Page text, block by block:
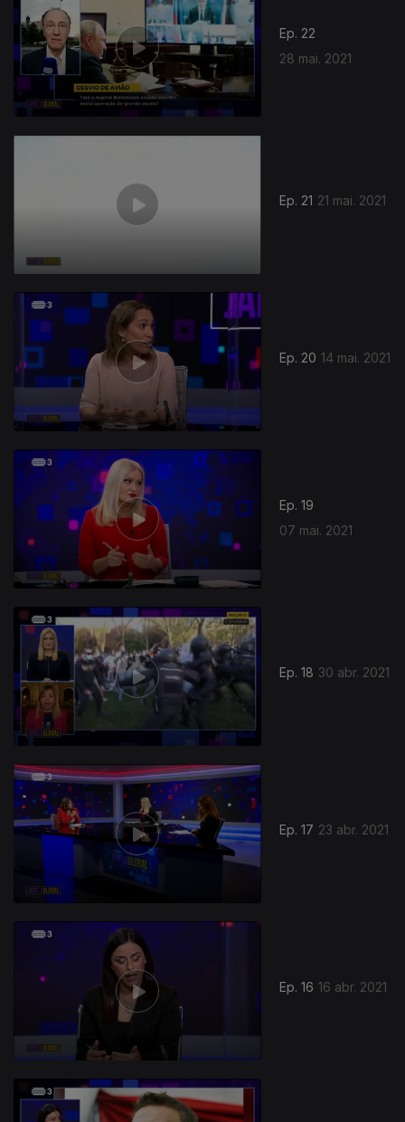
Ep. 22
28 mai. 2021
Ep. 21 21 mai. 2021
Ep. 20 14 mai. 2021
Ep. 19
07 mai. 2021
Ep. 18 30 abr. 2021
Ep. 17 23 abr. 2021
Ep. 16 16 abr. 2021